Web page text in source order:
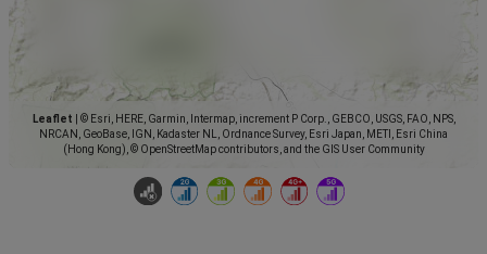
Leaflet
© Esri, HERE, Garmin, Intermap, increment P Corp., GEBCO, USGS, FAO, NPS,
NRCAN, GeoBase, IGN, Kadaster NL, Ordnance Survey, Esri Japan, METI, Esri China
(Hong Kong), © OpenStreetMap contributors, and the GIS User Community